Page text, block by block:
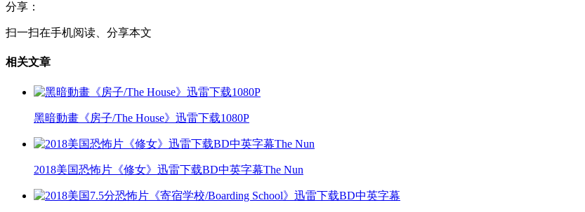
分享：
扫一扫在手机阅读、分享本文
相关文章
黑暗動畫《房子/The House》迅雷下载1080P
2018美国恐怖片《修女》迅雷下载BD中英字幕The Nun